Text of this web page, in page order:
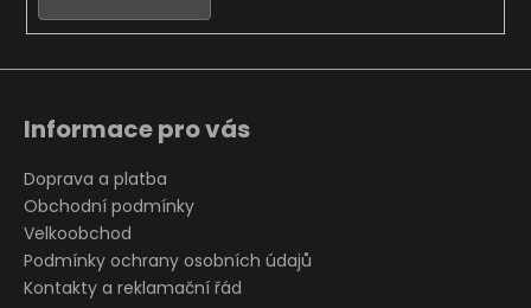
Informace pro vás
Doprava a platba
Obchodní podmínky
Velkoobchod
Podmínky ochrany osobních údajů
Kontakty a reklamační řád